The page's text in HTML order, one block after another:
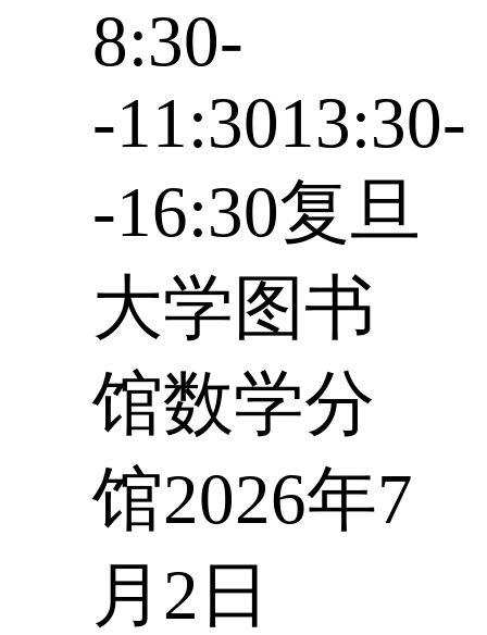
8:30-
-11:3013:30-
-16:30复旦
大学图书
馆数学分
馆2026年7
月2日